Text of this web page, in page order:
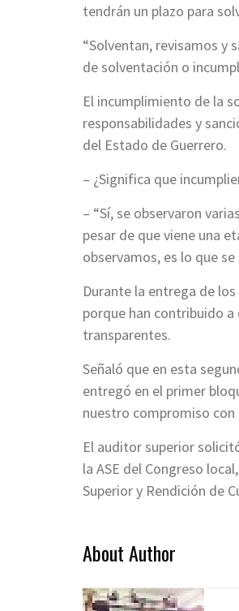
tendrán un plazo para
“Solventan, revisamos y
de solventación o
El incumplimiento de la
responsabilidades y
del Estado de Guerrero.
– ¿Significa que
– “Sí, se observaron
pesar de que viene una
observamos, es lo que
Durante la entrega de
porque han contribuido
transparentes.
Señaló que en esta
entregó en el primer
nuestro compromiso con
El auditor superior
la ASE del Congreso
Superior y Rendición de
About Author